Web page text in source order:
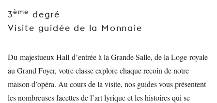
NOUS
3ème degré
Visite guidée de la Monnaie
Du majestueux Hall d’entrée à la Grande Salle, de la Loge royale
au Grand Foyer, votre classe explore chaque recoin de notre
maison d’opéra. Au cours de la visite, nos guides vous présentent
les nombreuses facettes de l’art lyrique et les histoires qui se